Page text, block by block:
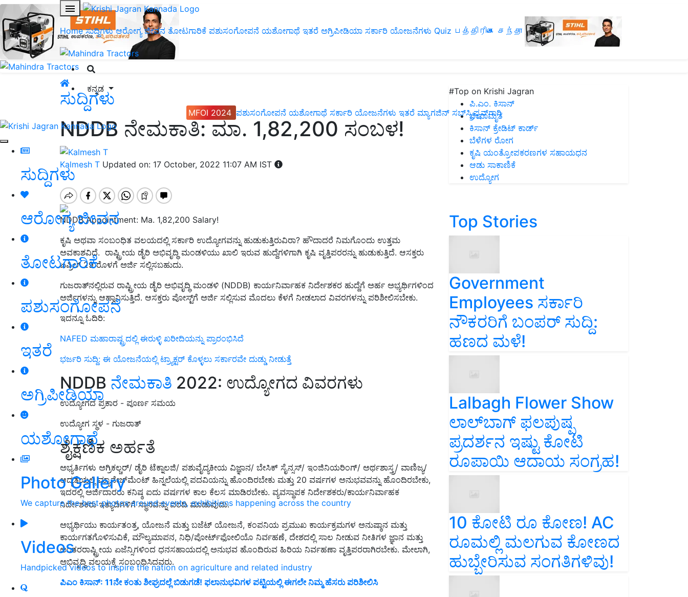
Home ಸುದ್ದಿಗಳು ಆರೋಗ್ಯ ಜೀವನ ತೋಟಗಾರಿಕೆ ಪಶುಸಂಗೋಪನೆ ಯಶೋಗಾಥೆ ಇತರೆ ಅಗ್ರಿಪೀಡಿಯಾ ಸರ್ಕಾರಿ ಯೋಜನೆಗಳು Quiz பத்திரிகை சந்தா
ಕನ್ನಡ
MFOI 2024 ಪಶುಸಂಗೋಪನೆ ಯಶೋಗಾಥೆ ಸರ್ಕಾರಿ ಯೋಜನೆಗಳು ಇತರೆ ಮ್ಯಾಗಜಿನ್‌ ಸಬ್‌ಸ್ಕ್ರಿಪ್ಷನ್‌ಗಾಗಿ
ಸುದ್ದಿಗಳು
ಆರೋಗ್ಯ ಜೀವನ
ತೋಟಗಾರಿಕೆ
ಪಶುಸಂಗೋಪನೆ
ಇತರೆ
ಅಗ್ರಿಪೀಡಿಯಾ
ಯಶೋಗಾಥೆ
Photo Gallery
We capture the best photos around events, exhibitions happening across the country
Videos
Handpicked videos to inspire the nation on agriculture and related industry
ಸುದ್ದಿಗಳು
NDDB ನೇಮಕಾತಿ: ಮಾ. 1,82,200 ಸಂಬಳ!
Kalmesh T Updated on: 17 October, 2022 11:07 AM IST
NDDB Appointment: Ma. 1,82,200 Salary!
ಕೃಷಿ ಅಥವಾ ಸಂಬಂಧಿತ ವಲಯದಲ್ಲಿ ಸರ್ಕಾರಿ ಉದ್ಯೋಗವನ್ನು ಹುಡುಕುತ್ತಿರುವಿರಾ? ಹೌದಾದರೆ ನಿಮಗೊಂದು ಉತ್ತಮ
ಅವಕಾಶವಿದೆ. ರಾಷ್ಟ್ರೀಯ ಡೈರಿ ಅಭಿವೃದ್ಧಿ ಮಂಡಳಿಯು ಖಾಲಿ ಇರುವ ಹುದ್ದೆಗಳಿಗಾಗಿ ಕೃಷಿ ವೃತ್ತಿಪರರನ್ನು ಹುಡುಕುತ್ತಿದೆ. ಆಸಕ್ತರು
ಏಪ್ರಿಲ್ 29 ರೊಳಗೆ ಅರ್ಜಿ ಸಲ್ಲಿಸಬಹುದು.
ಗುಜರಾತ್‌ನಲ್ಲಿರುವ ರಾಷ್ಟ್ರೀಯ ಡೈರಿ ಅಭಿವೃದ್ಧಿ ಮಂಡಳಿ (NDDB) ಕಾರ್ಯನಿರ್ವಾಹಕ ನಿರ್ದೇಶಕರ ಹುದ್ದೆಗೆ ಅರ್ಹ ಅಭ್ಯರ್ಥಿಗಳಿಂದ
ಅರ್ಜಿಗಳನ್ನು ಆಹ್ವಾನಿಸುತ್ತಿದೆ. ಆಸಕ್ತರು ಪೋಸ್ಟ್‌ಗೆ ಅರ್ಜಿ ಸಲ್ಲಿಸುವ ಮೊದಲು ಕೆಳಗೆ ನೀಡಲಾದ ವಿವರಗಳನ್ನು ಪರಿಶೀಲಿಸಬೇಕು.
ಇದನ್ನೂ ಓದಿರಿ:
NAFED ಮಹಾರಾಷ್ಟ್ರದಲ್ಲಿ ಈರುಳ್ಳಿ ಖರೀದಿಯನ್ನು ಪ್ರಾರಂಭಿಸಿದೆ
ಭರ್ಜರಿ ಸುದ್ದಿ: ಈ ಯೋಜನೆಯಲ್ಲಿ ಟ್ರ್ಯಾಕ್ಟರ್‌ ಕೊಳ್ಳಲು ಸರ್ಕಾರವೇ ದುಡ್ಡು ನೀಡುತ್ತೆ
NDDB ನೇಮಕಾತಿ 2022: ಉದ್ಯೋಗದ ವಿವರಗಳು
ಉದ್ಯೋಗದ ಪ್ರಕಾರ - ಪೂರ್ಣ ಸಮಯ
ಉದ್ಯೋಗ ಸ್ಥಳ - ಗುಜರಾತ್
ಶೈಕ್ಷಣಿಕ ಅರ್ಹತೆ
ಅಭ್ಯರ್ತಿಗಳು ಅಗ್ರಿಕಲ್ಚರ್‌/ ಡೈರಿ ಟೆಕ್ನಾಲಜಿ/ ಪಶುವೈದ್ಯಕೀಯ ವಿಜ್ಞಾನ/ ಬೇಸಿಕ್ ಸೈನ್ಸಸ್/ ಇಂಜಿನಿಯರಿಂಗ್/ ಅರ್ಥಶಾಸ್ತ್ರ/ ವಾಣಿಜ್ಯ/
ಆದ್ಯತೆಯಲ್ಲಿ ಮ್ಯಾನೇಜ್‌ಮೆಂಟ್ ಹಿನ್ನಲೆಯಲ್ಲಿ ಪದವಿಯನ್ನು ಹೊಂದಿರಬೇಕು ಮತ್ತು 20 ವರ್ಷಗಳ ಅನುಭವವನ್ನು ಹೊಂದಿರಬೇಕು,
ಇದರಲ್ಲಿ ಅರ್ಜಿದಾರರು ಕನಿಷ್ಠ ಐದು ವರ್ಷಗಳ ಕಾಲ ಕೆಲಸ ಮಾಡಿರಬೇಕು. ವ್ಯವಸ್ಥಾಪಕ ನಿರ್ದೇಶಕರು/ಕಾರ್ಯನಿರ್ವಾಹಕ
ನಿರ್ದೇಶಕರು ಇತ್ಯಾದಿಗಳಿಗೆ ಸ್ಥಾನವನ್ನು ವರದಿ ಮಾಡುವುದು.
ಅಭ್ಯರ್ಥಿಯು ಕಾರ್ಯತಂತ್ರ, ಯೋಜನೆ ಮತ್ತು ಬಜೆಟ್ ಯೋಜನೆ, ಕಂಪನಿಯ ಪ್ರಮುಖ ಕಾರ್ಯಕ್ರಮಗಳ ಅನುಷ್ಠಾನ ಮತ್ತು
ಕಾರ್ಯಗತಗೊಳಿಸುವಿಕೆ, ಮೌಲ್ಯಮಾಪನ, ನಿಧಿ/ಪೋರ್ಟ್‌ಫೋಲಿಯೊ ನಿರ್ವಹಣೆ, ದೇಶದಲ್ಲಿ ಸಾಲ ನೀಡುವ ನೀತಿಗಳ ಜ್ಞಾನ ಮತ್ತು
ಅಂತರರಾಷ್ಟ್ರೀಯ ಏಜೆನ್ಸಿಗಳಿಂದ ಧನಸಹಾಯದಲ್ಲಿ ಅನುಭವ ಹೊಂದಿರುವ ಹಿರಿಯ ನಿರ್ವಹಣಾ ವೃತ್ತಿಪರರಾಗಿರಬೇಕು. ಮೇಲಾಗಿ,
ಅಭಿವೃದ್ಧಿ ವಲಯಕ್ಕೆ ಸಂಬಂಧಿಸಿದವರು.
ಪಿಎಂ ಕಿಸಾನ್: 11ನೇ ಕಂತು ಶೀಘ್ರದಲ್ಲೆ ಬಿಡುಗಡೆ! ಫಲಾನುಭವಿಗಳ ಪಟ್ಟಿಯಲ್ಲಿ ಈಗಲೇ ನಿಮ್ಮ ಹೆಸರು ಪರಿಶೀಲಿಸಿ
#Top on Krishi Jagran
ಪಿ.ಎಂ. ಕಿಸಾನ್
ಜೀವಾಮೃತ
ಕಿಸಾನ್ ಕ್ರೇಡಿಟ್ ಕಾರ್ಡ್
ಬೆಳೆಗಳ ರೋಗ
ಕೃಷಿ ಯಂತ್ರೋಪಕರಣಗಳ ಸಹಾಯಧನ
ಆಡು ಸಾಕಾಣಿಕೆ
ಉದ್ಯೋಗ
Top Stories
Government
Employees ಸರ್ಕಾರಿ
ನೌಕರರಿಗೆ ಬಂಪರ್‌ ಸುದ್ದಿ:
ಹಣದ ಮಳೆ!
Lalbagh Flower Show
ಲಾಲ್‌ಬಾಗ್ ಫಲಪುಷ್ಪ
ಪ್ರದರ್ಶನ ಇಷ್ಟು ಕೋಟಿ
ರೂಪಾಯಿ ಆದಾಯ ಸಂಗ್ರಹ!
10 ಕೋಟಿ ರೂ ಕೋಣ! AC
ರೂಮಲ್ಲಿ ಮಲಗುವ ಕೋಣದ
ಹುಬ್ಬೇರಿಸುವ ಸಂಗತಿಗಳಿವು!